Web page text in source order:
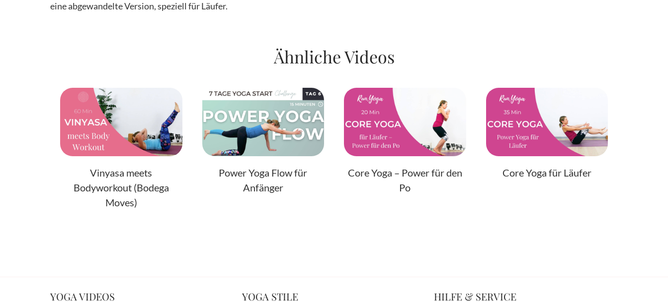
eine abgewandelte Version, speziell für Läufer.
Ähnliche Videos
Vinyasa meets
Bodyworkout (Bodega
Moves)
Power Yoga Flow für
Anfänger
Core Yoga – Power für den
Po
Core Yoga für Läufer
YOGA VIDEOS YOGA STILE HILFE & SERVICE